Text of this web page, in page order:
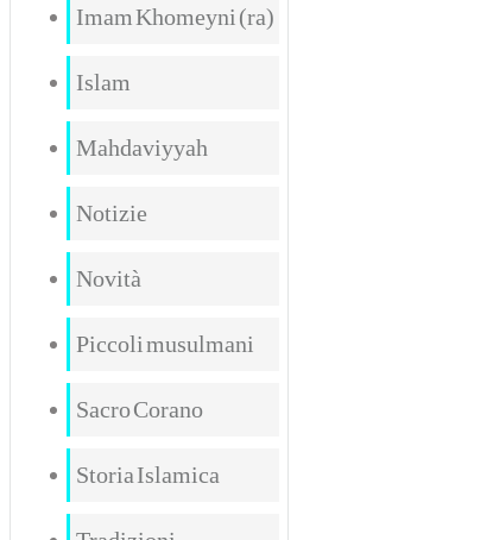
Imam Khomeyni (ra)
Islam
Mahdaviyyah
Notizie
Novità
Piccoli musulmani
Sacro Corano
Storia Islamica